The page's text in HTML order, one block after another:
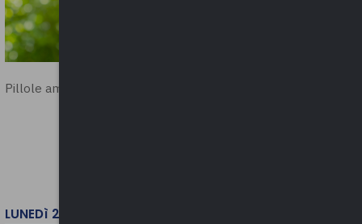
Pillole ambientali | 2026
LUNEDì 2 FEBBRAIO 2026